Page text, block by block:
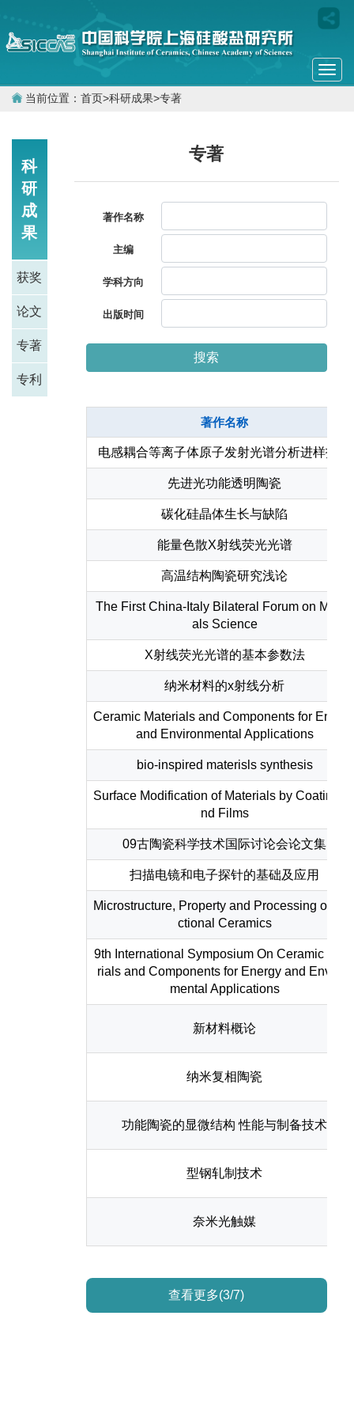
当前位置： 首页>科研成果>专著
科
研
成
果
获奖
论文
专著
专利
专著
著作名称
主编
学科方向
出版时间
搜索
著作名称
电感耦合等离子体原子发射光谱分析进样技术
先进光功能透明陶瓷
碳化硅晶体生长与缺陷
能量色散X射线荧光光谱
高温结构陶瓷研究浅论
The First China-Italy Bilateral Forum on Materi
als Science
X射线荧光光谱的基本参数法
纳米材料的x射线分析
Ceramic Materials and Components for
and Environmental Applications
bio-inspired materisls synthesis
Surface Modification of Materials by Coatings
nd Films
09古陶瓷科学技术国际讨论会论文集
扫描电镜和电子探针的基础及应用
Microstructure, Property and Processing of
ctional Ceramics
9th International Symposium On Ceramic
rials and Components for Energy and Environ
mental Applications
新材料概论
纳米复相陶瓷
功能陶瓷的显微结构 性能与制备技术
型钢轧制技术
奈米光触媒
查看更多(3/7)